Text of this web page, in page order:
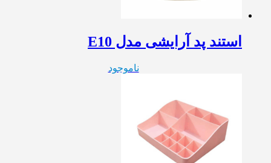
استند پد آرایشی مدل E10
ناموجود